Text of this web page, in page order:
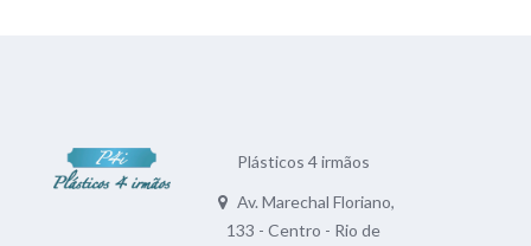
Plásticos 4 irmãos
Av. Marechal Floriano,
133 - Centro - Rio de